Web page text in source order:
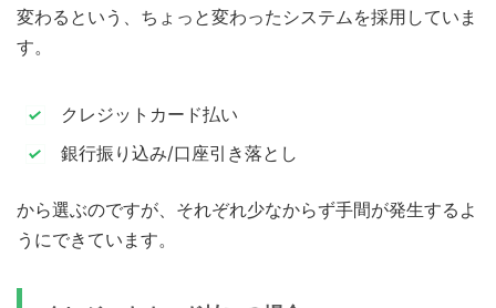
変わるという、ちょっと変わったシステムを採用していま
す。
クレジットカード払い
銀行振り込み/口座引き落とし
から選ぶのですが、それぞれ少なからず手間が発生するよ
うにできています。